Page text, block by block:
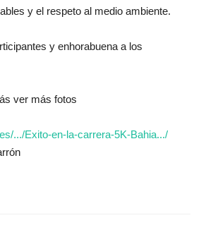
y el respeto al medio ambiente.
y enhorabuena a los
ver más fotos
.../Exito-en-la-carrera-5K-Bahia.../